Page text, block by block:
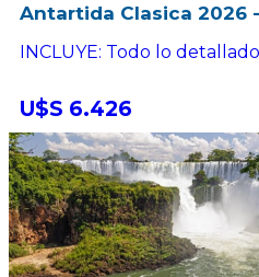
Antartida Clasica 2026
INCLUYE: Todo lo
U$S 6.426